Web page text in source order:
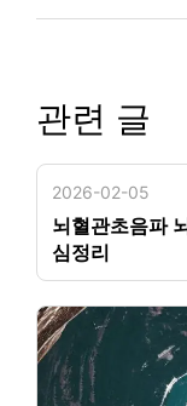
관련 글
2026-02-05
뇌혈관초음파
심정리